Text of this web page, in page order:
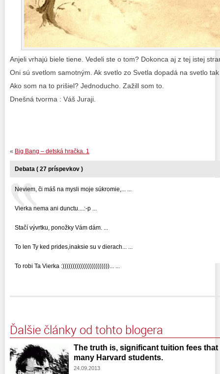
Anjeli vrhajú biele tiene. Vedeli ste o tom? Dokonca aj z tej istej
Oni sú svetlom samotným. Ak svetlo zo Svetla dopadá na svetlo
Ako som na to prišiel? Jednoducho. Zažill som to.
Dnešná tvorma : Váš Juraji.
« Big Bang – detská hračka. 1
Debata ( 27 príspevkov )
Neviem, či máš na mysli moje súkromie,... ...
Vierka nema ani dunctu....:-p ...
Stačí vývrtku, ponožky Vám dám. ...
To len Ty ked prides,inaksie su v dierach... ...
To robi Ta Vierka :))))))))))))))))))))))))... ...
Ďalšie články od tohto blogera
The truth is, significant tuition fees
many Harvard students.
24.09.2013